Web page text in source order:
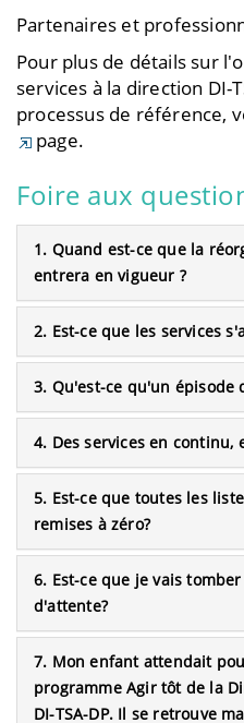
Partenaires et
Pour plus de détails sur
services à la direction DI-
processus de référence,
page.
Foire aux
1. Quand est-ce que la
entrera en vigueur ?
2. Est-ce que les services
3. Qu'est-ce qu'un épisode
4. Des services en continu,
5. Est-ce que toutes les
remises à zéro?
6. Est-ce que je vais
d'attente?
7. Mon enfant attendait
programme Agir tôt de la
DI-TSA-DP. Il se retrouve